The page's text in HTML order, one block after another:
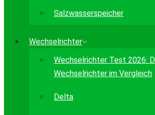
Salzwasserspeicher
Wechselrichter
Wechselrichter Test 2026:
Wechselrichter im Vergleich
Delta